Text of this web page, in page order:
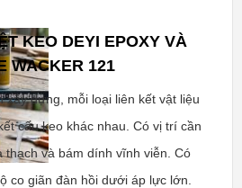
KEO DEYI EPOXY VÀ
WACKER 121
xây dựng, mỗi loại liên kết vật liệu
cấu keo khác nhau. Có vị trí cần
thạch và bám dính vĩnh viễn. Có
co giãn đàn hồi dưới áp lực lớn.